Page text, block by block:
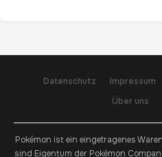
Datenschutz Impressum
Über uns
Pokémon ist ein eingetragenes
sind Eigentum der Pokémon